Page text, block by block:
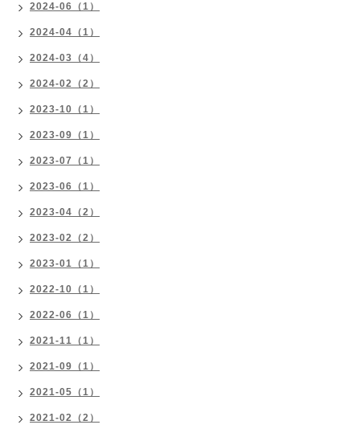
2024-06（1）
2024-04（1）
2024-03（4）
2024-02（2）
2023-10（1）
2023-09（1）
2023-07（1）
2023-06（1）
2023-04（2）
2023-02（2）
2023-01（1）
2022-10（1）
2022-06（1）
2021-11（1）
2021-09（1）
2021-05（1）
2021-02（2）